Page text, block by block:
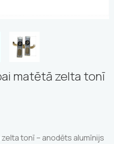
matētā zelta tonī
tonī – anodēts alumīnijs